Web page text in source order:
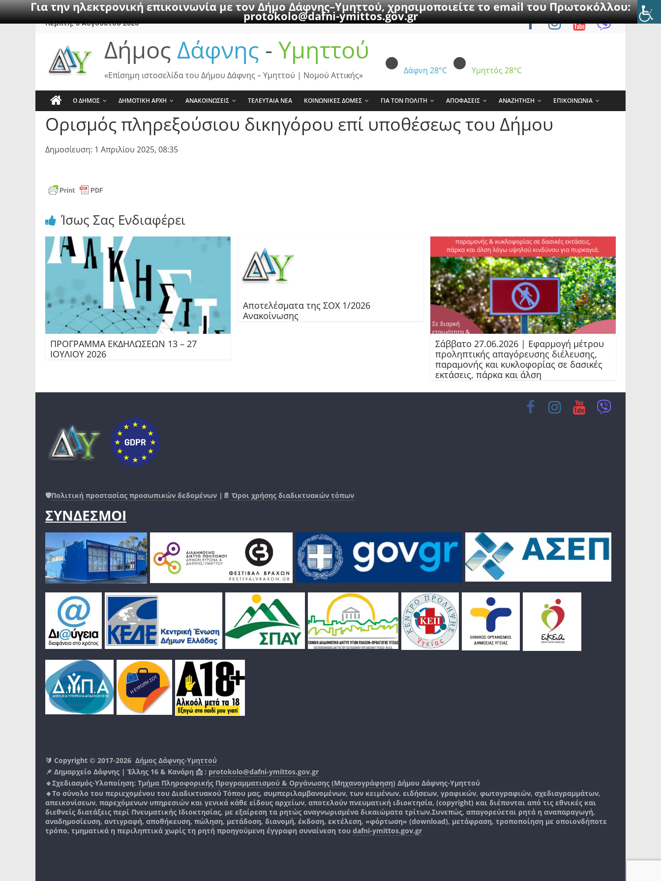
Για την ηλεκτρονική επικοινωνία με τον Δήμο Δάφνης–Υμηττού, χρησιμοποιείτε το email του Πρωτοκόλλου:
protokolo@dafni-ymittos.gov.gr
SkipΠέμπτη, 6 Αυγούστου 2026
Δήμος Δάφνης - Υμηττού
Δάφνη 28°C Υμηττός 28°C
«Επίσημη ιστοσελίδα του Δήμου Δάφνης – Υμηττού | Νομού Αττικής»
Ο ΔΗΜΟΣ ΔΗΜΟΤΙΚΗ ΑΡΧΗ ΑΝΑΚΟΙΝΩΣΕΙΣ ΤΕΛΕΥΤΑΙΑ ΝΕΑ ΚΟΙΝΩΝΙΚΕΣ ΔΟΜΕΣ ΓΙΑ ΤΟΝ ΠΟΛΙΤΗ ΑΠΟΦΑΣΕΙΣ ΑΝΑΖΗΤΗΣΗ ΕΠΙΚΟΙΝΩΝΙΑ
Ορισμός πληρεξούσιου δικηγόρου επί υποθέσεως του Δήμου
Δημοσίευση: 1 Απριλίου 2025, 08:35
Ίσως Σας Ενδιαφέρει
ΠΡΟΓΡΑΜΜΑ ΕΚΔΗΛΩΣΕΩΝ 13 – 27
ΙΟΥΛΙΟΥ 2026
Αποτελέσματα της ΣΟΧ 1/2026
Ανακοίνωσης
Σάββατο 27.06.2026 | Εφαρμογή μέτρου
προληπτικής απαγόρευσης διέλευσης,
παραμονής και κυκλοφορίας σε δασικές
εκτάσεις, πάρκα και άλση
🛡️Πολιτική προστασίας προσωπικών δεδομένων |📄 Όροι χρήσης διαδικτυακών τόπων
ΣΥΝΔΕΣΜΟΙ
🔰 Copyright © 2017-2026 Δήμος Δάφνης-Υμηττού
📌 Δημαρχείο Δάφνης | Έλλης 16 & Κανάρη 📩 : protokolo@dafni-ymittos.gov.gr
🔹Σχεδιασμός-Υλοποίηση: Τμήμα Πληροφορικής Προγραμματισμού & Οργάνωσης (Μηχανογράφηση) Δήμου Δάφνης-Υμηττού
🔸Το σύνολο του περιεχομένου του Διαδικτυακού Τόπου μας, συμπεριλαμβανομένων, των κειμένων, ειδήσεων, γραφικών, φωτογραφιών, σχεδιαγραμμάτων,
απεικονίσεων, παρεχόμενων υπηρεσιών και γενικά κάθε είδους αρχείων, αποτελούν πνευματική ιδιοκτησία, (copyright) και διέπονται από τις εθνικές και
διεθνείς διατάξεις περί Πνευματικής Ιδιοκτησίας, με εξαίρεση τα ρητώς αναγνωρισμένα δικαιώματα τρίτων.Συνεπώς, απαγορεύεται ρητά η αναπαραγωγή,
αναδημοσίευση, αντιγραφή, αποθήκευση, πώληση, μετάδοση, διανομή, έκδοση, εκτέλεση, «φόρτωση» (download), μετάφραση, τροποποίηση με οποιονδήποτε
τρόπο, τμηματικά η περιληπτικά χωρίς τη ρητή προηγούμενη έγγραφη συναίνεση του dafni-ymittos.gov.gr